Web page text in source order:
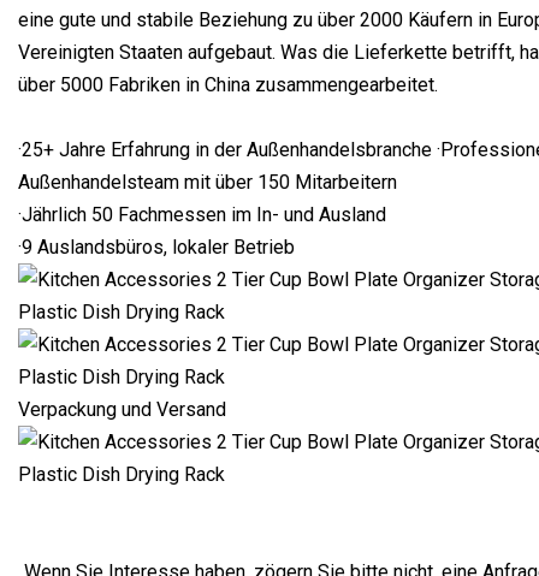
eine gute und stabile Beziehung zu über 2000 Käufern in
Vereinigten Staaten aufgebaut. Was die Lieferkette betrifft,
über 5000 Fabriken in China zusammengearbeitet.
·25+ Jahre Erfahrung in der Außenhandelsbranche
Außenhandelsteam mit über 150 Mitarbeitern
·Jährlich 50 Fachmessen im In- und Ausland
·9 Auslandsbüros, lokaler Betrieb
Verpackung und Versand